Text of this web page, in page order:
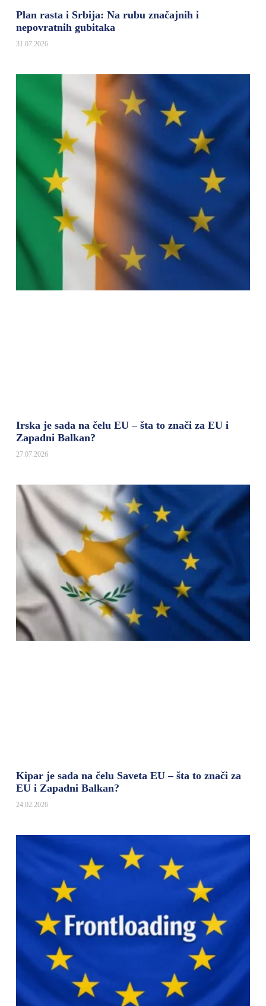
Plan rasta i Srbija: Na rubu značajnih i
nepovratnih gubitaka
31.07.2026
Irska je sada na čelu EU – šta to znači za EU i
Zapadni Balkan?
27.07.2026
Kipar je sada na čelu Saveta EU – šta to znači za
EU i Zapadni Balkan?
24.02.2026